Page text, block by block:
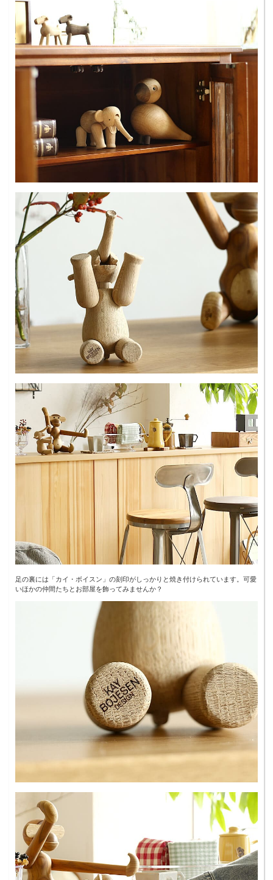
足の裏には「カイ・ボイスン」の刻印がしっかりと焼き付けられています。可愛
いほかの仲間たちとお部屋を飾ってみませんか？